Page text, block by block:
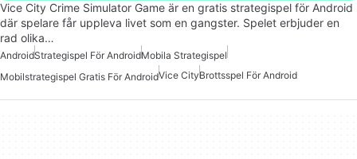
Vice City Crime Simulator Game är en gratis strategispel för Android
där spelare får uppleva livet som en gangster. Spelet erbjuder en
rad olika…
AndroidStrategispel För AndroidMobila Strategispel
Mobilstrategispel Gratis För AndroidVice CityBrottsspel För Android